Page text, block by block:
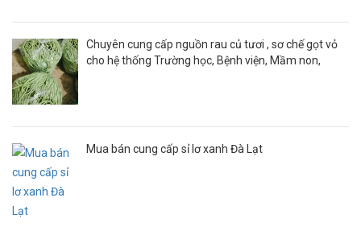
Chuyên cung cấp nguồn rau củ tươi , sơ chế gọt vỏ
cho hệ thống Trường học, Bệnh viện, Mầm non,
Mua bán cung cấp sỉ lơ xanh Đà Lạt